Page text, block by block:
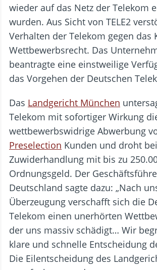
wieder auf das Netz der Telekom
wurden. Aus Sicht von TELE2
Verhalten der Telekom gegen das
Wettbewerbsrecht. Das
beantragte eine einstweilige
das Vorgehen der Deutschen
Das Landgericht München
Telekom mit sofortiger Wirkung
wettbewerbswidrige Abwerbung
Preselection Kunden und droht bei
Zuwiderhandlung mit bis zu
Ordnungsgeld. Der
Deutschland sagte dazu: „Nach
Überzeugung verschafft sich die
Telekom einen unerhörten
der uns massiv schädigt… Wir
klare und schnelle Entscheidung
Die Eilentscheidung des